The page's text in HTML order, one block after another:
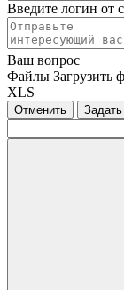
Введите логин от
Ваш вопрос
Файлы Загрузить
XLS
Отменить